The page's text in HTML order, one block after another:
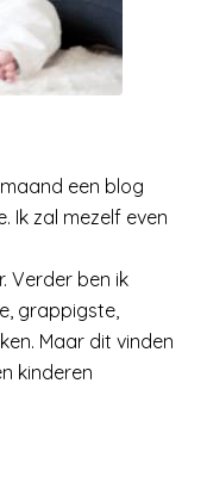
een blog
Ik zal mezelf even
Verder ben ik
grappigste,
Maar dit vinden
kinderen